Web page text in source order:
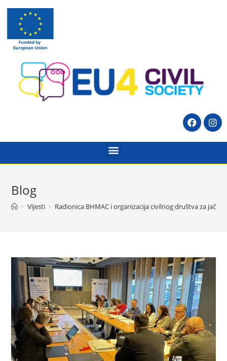
Blog
> Vijesti > Radionica BHMAC i organizacija civilnog društva za